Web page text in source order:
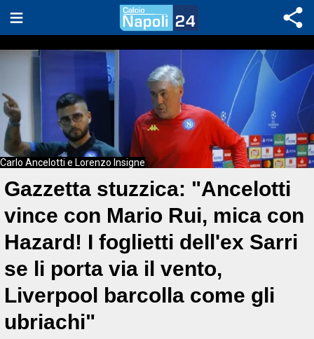
Carlo Ancelotti e Lorenzo Insigne
Gazzetta stuzzica: "Ancelotti
vince con Mario Rui, mica con
Hazard! I foglietti dell'ex Sarri
se li porta via il vento,
Liverpool barcolla come gli
ubriachi"